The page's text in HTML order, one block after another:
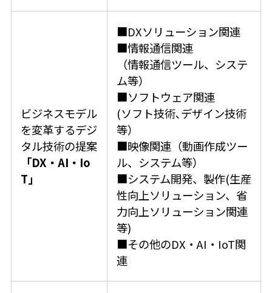
ビジネスモデル
を変⾰するデジ
タル技術の提案
「DX・AI・Io
T」
■DXソリューション関連
■情報通信関連
（情報通信ツール、システ
ム等）
■ソフトウェア関連
(ソフト技術､デザイン技術
等）
■映像関連（動画作成ツー
ル、システム等）
■システム開発、製作(生産
性向上ソリューション、省
力向上ソリューション関連
等)
■その他のDX・AI・IoT関
連